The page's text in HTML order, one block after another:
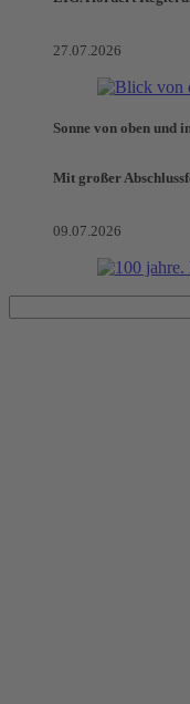
27.07.2026
Sonne von oben und
Mit großer
09.07.2026